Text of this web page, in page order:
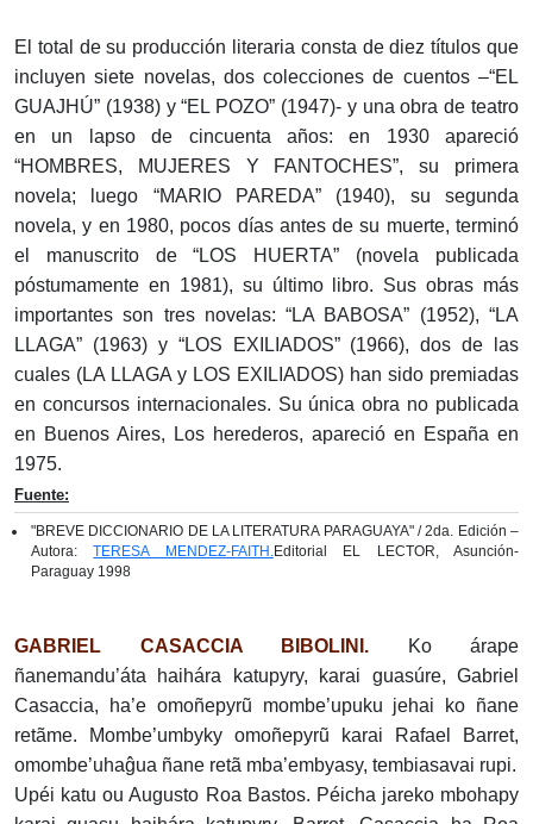
El total de su producción literaria consta de diez títulos que
incluyen siete novelas, dos colecciones de cuentos –“EL
GUAJHÚ” (1938) y “EL POZO” (1947)- y una obra de teatro
en un lapso de cincuenta años: en 1930 apareció
“HOMBRES, MUJERES Y FANTOCHES”, su primera
novela; luego “MARIO PAREDA” (1940), su segunda
novela, y en 1980, pocos días antes de su muerte, terminó
el manuscrito de “LOS HUERTA” (novela publicada
póstumamente en 1981), su último libro. Sus obras más
importantes son tres novelas: “LA BABOSA” (1952), “LA
LLAGA” (1963) y “LOS EXILIADOS” (1966), dos de las
cuales (LA LLAGA y LOS EXILIADOS) han sido premiadas
en concursos internacionales. Su única obra no publicada
en Buenos Aires, Los herederos, apareció en España en
1975.
Fuente:
"BREVE DICCIONARIO DE LA LITERATURA PARAGUAYA" / 2da. Edición –
Autora:TERESA MENDEZ-FAITH.Editorial EL LECTOR, Asunción-
Paraguay 1998
GABRIEL CASACCIA BIBOLINI.
Ko árape
ñanemandu’áta haihára katupyry, karai guasúre, Gabriel
Casaccia, ha’e omoñepyrũ mombe’upuku jehai ko ñane
retãme. Mombe’umbyky omoñepyrũ karai Rafael Barret,
omombe’uhaĝua ñane retã mba’embyasy, tembiasavai rupi.
Upéi katu ou Augusto Roa Bastos. Péicha jareko mbohapy